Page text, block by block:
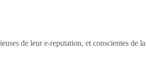
de leur e-reputation, et conscientes de